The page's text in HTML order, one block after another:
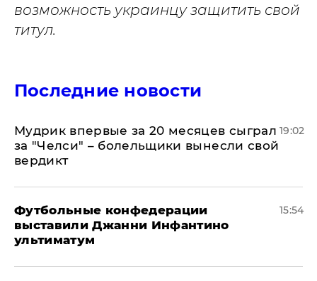
возможность украинцу защитить свой
титул.
Последние новости
Мудрик впервые за 20 месяцев сыграл
за "Челси" – болельщики вынесли свой
вердикт
19:02
Футбольные конфедерации
выставили Джанни Инфантино
ультиматум
15:54